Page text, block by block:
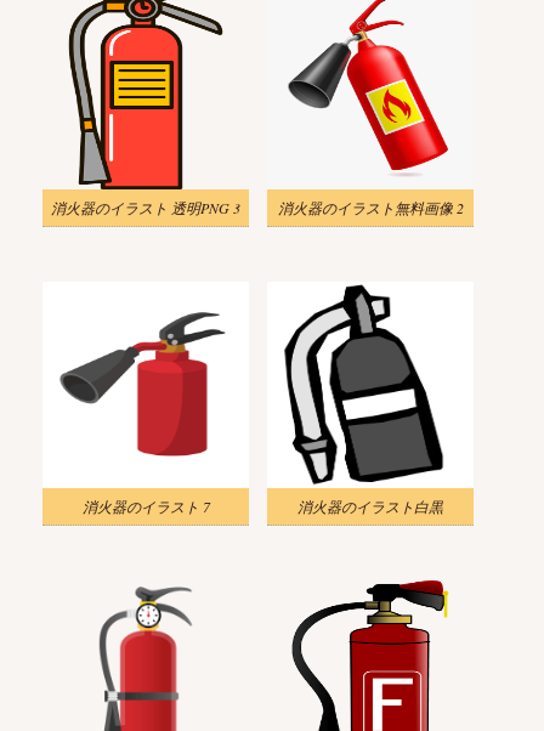
消火器のイラスト 透明PNG 3 消火器のイラスト無料画像 2
消火器のイラスト 7 消火器のイラスト白黒